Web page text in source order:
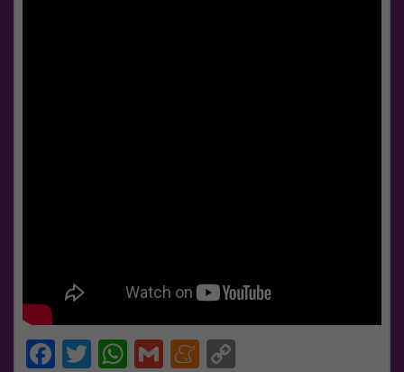
Facebook
Twitter
WhatsApp
GmailMeneame